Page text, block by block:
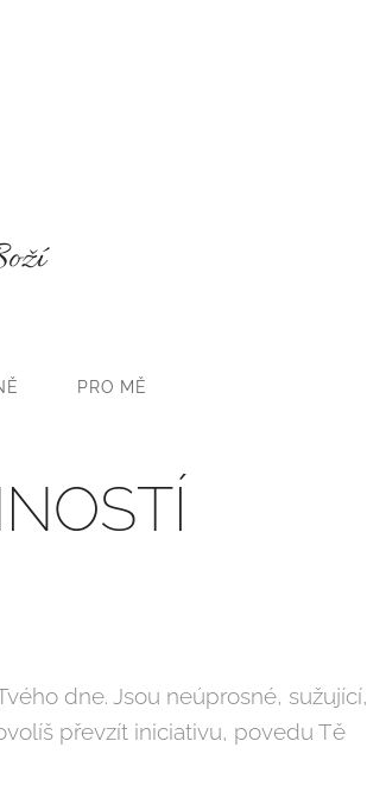
PRO MĚ
dne. Jsou neúprosné, sužující,
převzít iniciativu, povedu Tě